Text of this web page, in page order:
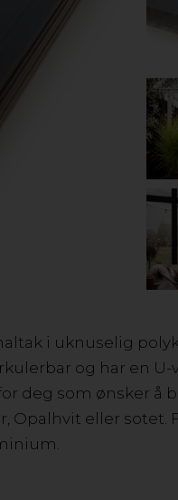
i uknuselig
og har en U-
deg som ønsker å
Opalhvit eller sotet.